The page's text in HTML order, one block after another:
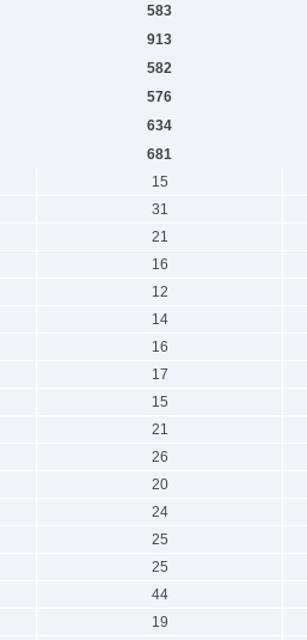
583
913
582
576
634
681
15
31
21
16
12
14
16
17
15
21
26
20
24
25
25
44
19